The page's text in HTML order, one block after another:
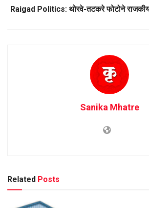
Raigad Politics: थोरवे-तटकरे फोटोने राजकीय
Sanika Mhatre
Related Posts